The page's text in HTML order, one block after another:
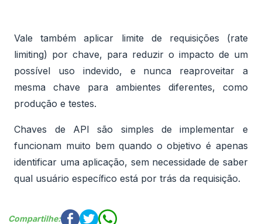
Vale também aplicar limite de requisições (rate
limiting) por chave, para reduzir o impacto de um
possível uso indevido, e nunca reaproveitar a
mesma chave para ambientes diferentes, como
produção e testes.
Chaves de API são simples de implementar e
funcionam muito bem quando o objetivo é apenas
identificar uma aplicação, sem necessidade de saber
qual usuário específico está por trás da requisição.
Compartilhe: